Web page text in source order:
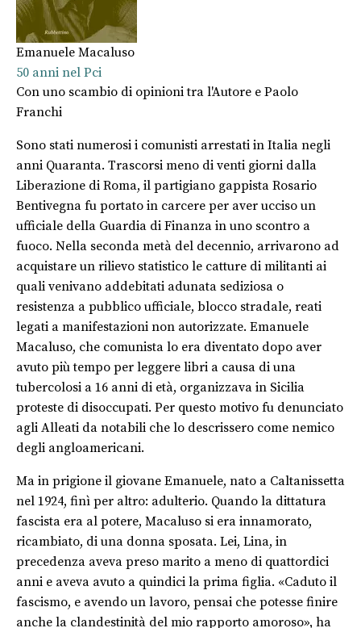
Emanuele Macaluso
50 anni nel Pci
Con uno scambio di opinioni tra l'Autore e Paolo
Franchi
Sono stati numerosi i comunisti arrestati in Italia negli
anni Quaranta. Trascorsi meno di venti giorni dalla
Liberazione di Roma, il partigiano gappista Rosario
Bentivegna fu portato in carcere per aver ucciso un
ufficiale della Guardia di Finanza in uno scontro a
fuoco. Nella seconda metà del decennio, arrivarono ad
acquistare un rilievo statistico le catture di militanti ai
quali venivano addebitati adunata sediziosa o
resistenza a pubblico ufficiale, blocco stradale, reati
legati a manifestazioni non autorizzate. Emanuele
Macaluso, che comunista lo era diventato dopo aver
avuto più tempo per leggere libri a causa di una
tubercolosi a 16 anni di età, organizzava in Sicilia
proteste di disoccupati. Per questo motivo fu denunciato
agli Alleati da notabili che lo descrissero come nemico
degli angloamericani.
Ma in prigione il giovane Emanuele, nato a Caltanissetta
nel 1924, finì per altro: adulterio. Quando la dittatura
fascista era al potere, Macaluso si era innamorato,
ricambiato, di una donna sposata. Lei, Lina, in
precedenza aveva preso marito a meno di quattordici
anni e aveva avuto a quindici la prima figlia. «Caduto il
fascismo, e avendo un lavoro, pensai che potesse finire
anche la clandestinità del mio rapporto amoroso», ha